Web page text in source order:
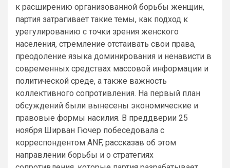
к расширению организованной борьбы женщин,
партия затрагивает такие темы, как подход к
урегулированию с точки зрения женского
населения, стремление отстаивать свои права,
преодоление языка доминирования и ненависти в
современных средствах массовой информации и
политической среде, а также важность
коллективного сопротивления. На первый план
обсуждений были вынесены экономические и
правовые формы насилия. В преддверии 25
ноября Ширван Гючер побеседовала с
корреспондентом ANF, рассказав об этом
направлении борьбы и о стратегиях